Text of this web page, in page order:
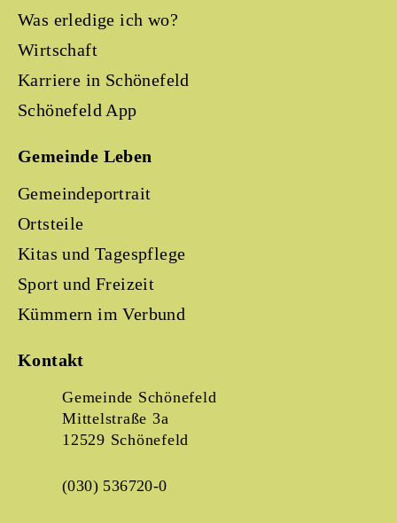
Was erledige ich wo?
Wirtschaft
Karriere in Schönefeld
Schönefeld App
Gemeinde Leben
Gemeindeportrait
Ortsteile
Kitas und Tagespflege
Sport und Freizeit
Kümmern im Verbund
Kontakt
Gemeinde Schönefeld
Mittelstraße 3a
12529 Schönefeld
(030) 536720-0